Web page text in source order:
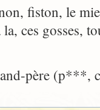
fiston, le
ces gosses,
père (p***,